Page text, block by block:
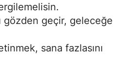
gözden geçir, geleceğe
sana fazlasını